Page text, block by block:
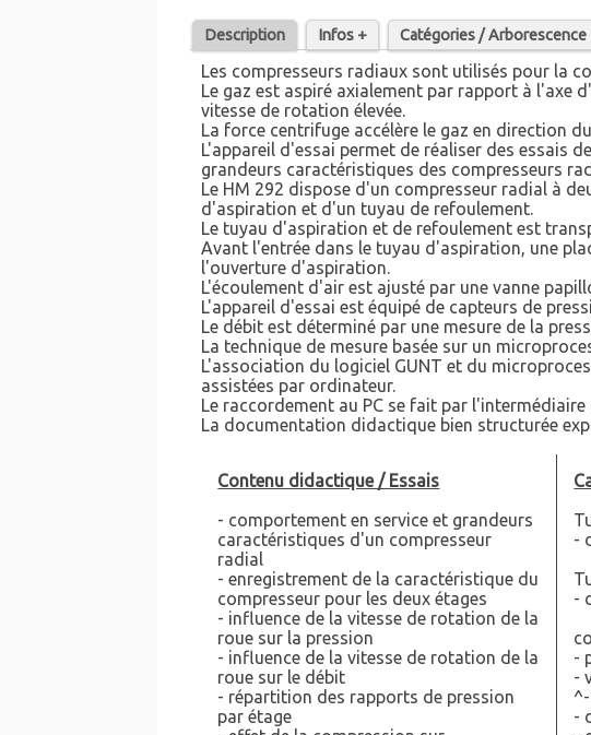
Description Infos + Catégories / Arborescence
Les compresseurs radiaux sont utilisés pour la
Le gaz est aspiré axialement par rapport à l'axe
vitesse de rotation élevée.
La force centrifuge accélère le gaz en direction
L'appareil d'essai permet de réaliser des essais
grandeurs caractéristiques des compresseurs
Le HM 292 dispose d'un compresseur radial à
d'aspiration et d'un tuyau de refoulement.
Le tuyau d'aspiration et de refoulement est
Avant l'entrée dans le tuyau d'aspiration, une
l'ouverture d'aspiration.
L'écoulement d'air est ajusté par une vanne
L'appareil d'essai est équipé de capteurs de
Le débit est déterminé par une mesure de la
La technique de mesure basée sur un
L'association du logiciel GUNT et du
assistées par ordinateur.
Le raccordement au PC se fait par l'intermédiaire
La documentation didactique bien structurée
Contenu didactique / Essais
- comportement en service et grandeurs
caractéristiques d'un compresseur
radial
- enregistrement de la caractéristique du
compresseur pour les deux étages
- influence de la vitesse de rotation de la
roue sur la pression
- influence de la vitesse de rotation de la
roue sur le débit
- répartition des rapports de pression
par étage
-
-
-
-
-